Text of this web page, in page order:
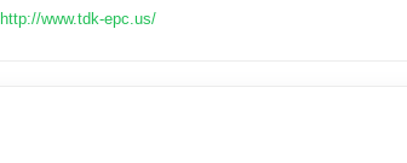
http://www.tdk-epc.us/